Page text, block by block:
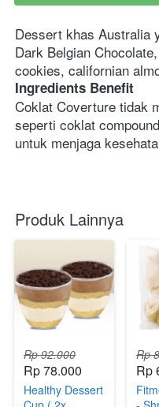
Dessert khas Australia
Dark Belgian
cookies, californian
Ingredients Benefit
Coklat Coverture tidak
seperti coklat
untuk menjaga
Produk Lainnya
Rp 92.000
Rp 78.000
Healthy Dessert
Rp
Rp